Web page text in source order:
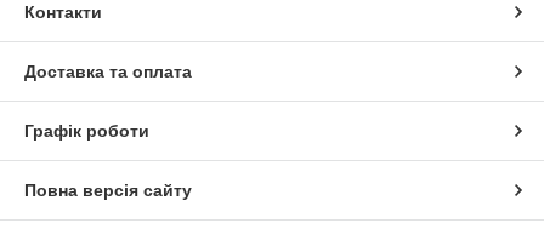
Контакти
Доставка та оплата
Графік роботи
Повна версія сайту